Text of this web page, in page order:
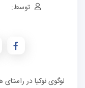
توسط:
لوگوی نوکیا در